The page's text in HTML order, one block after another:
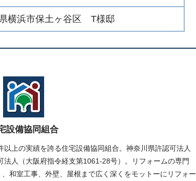
横浜市保土ヶ谷区 T様邸
設備協同組合
上の実績を誇る住宅設備協同組合。神奈川県許認可法人
法人（大阪府指令経支第1061-28号）。リフォームの専門
和室工事、外壁、屋根まで広く深くをモットーにリフォー